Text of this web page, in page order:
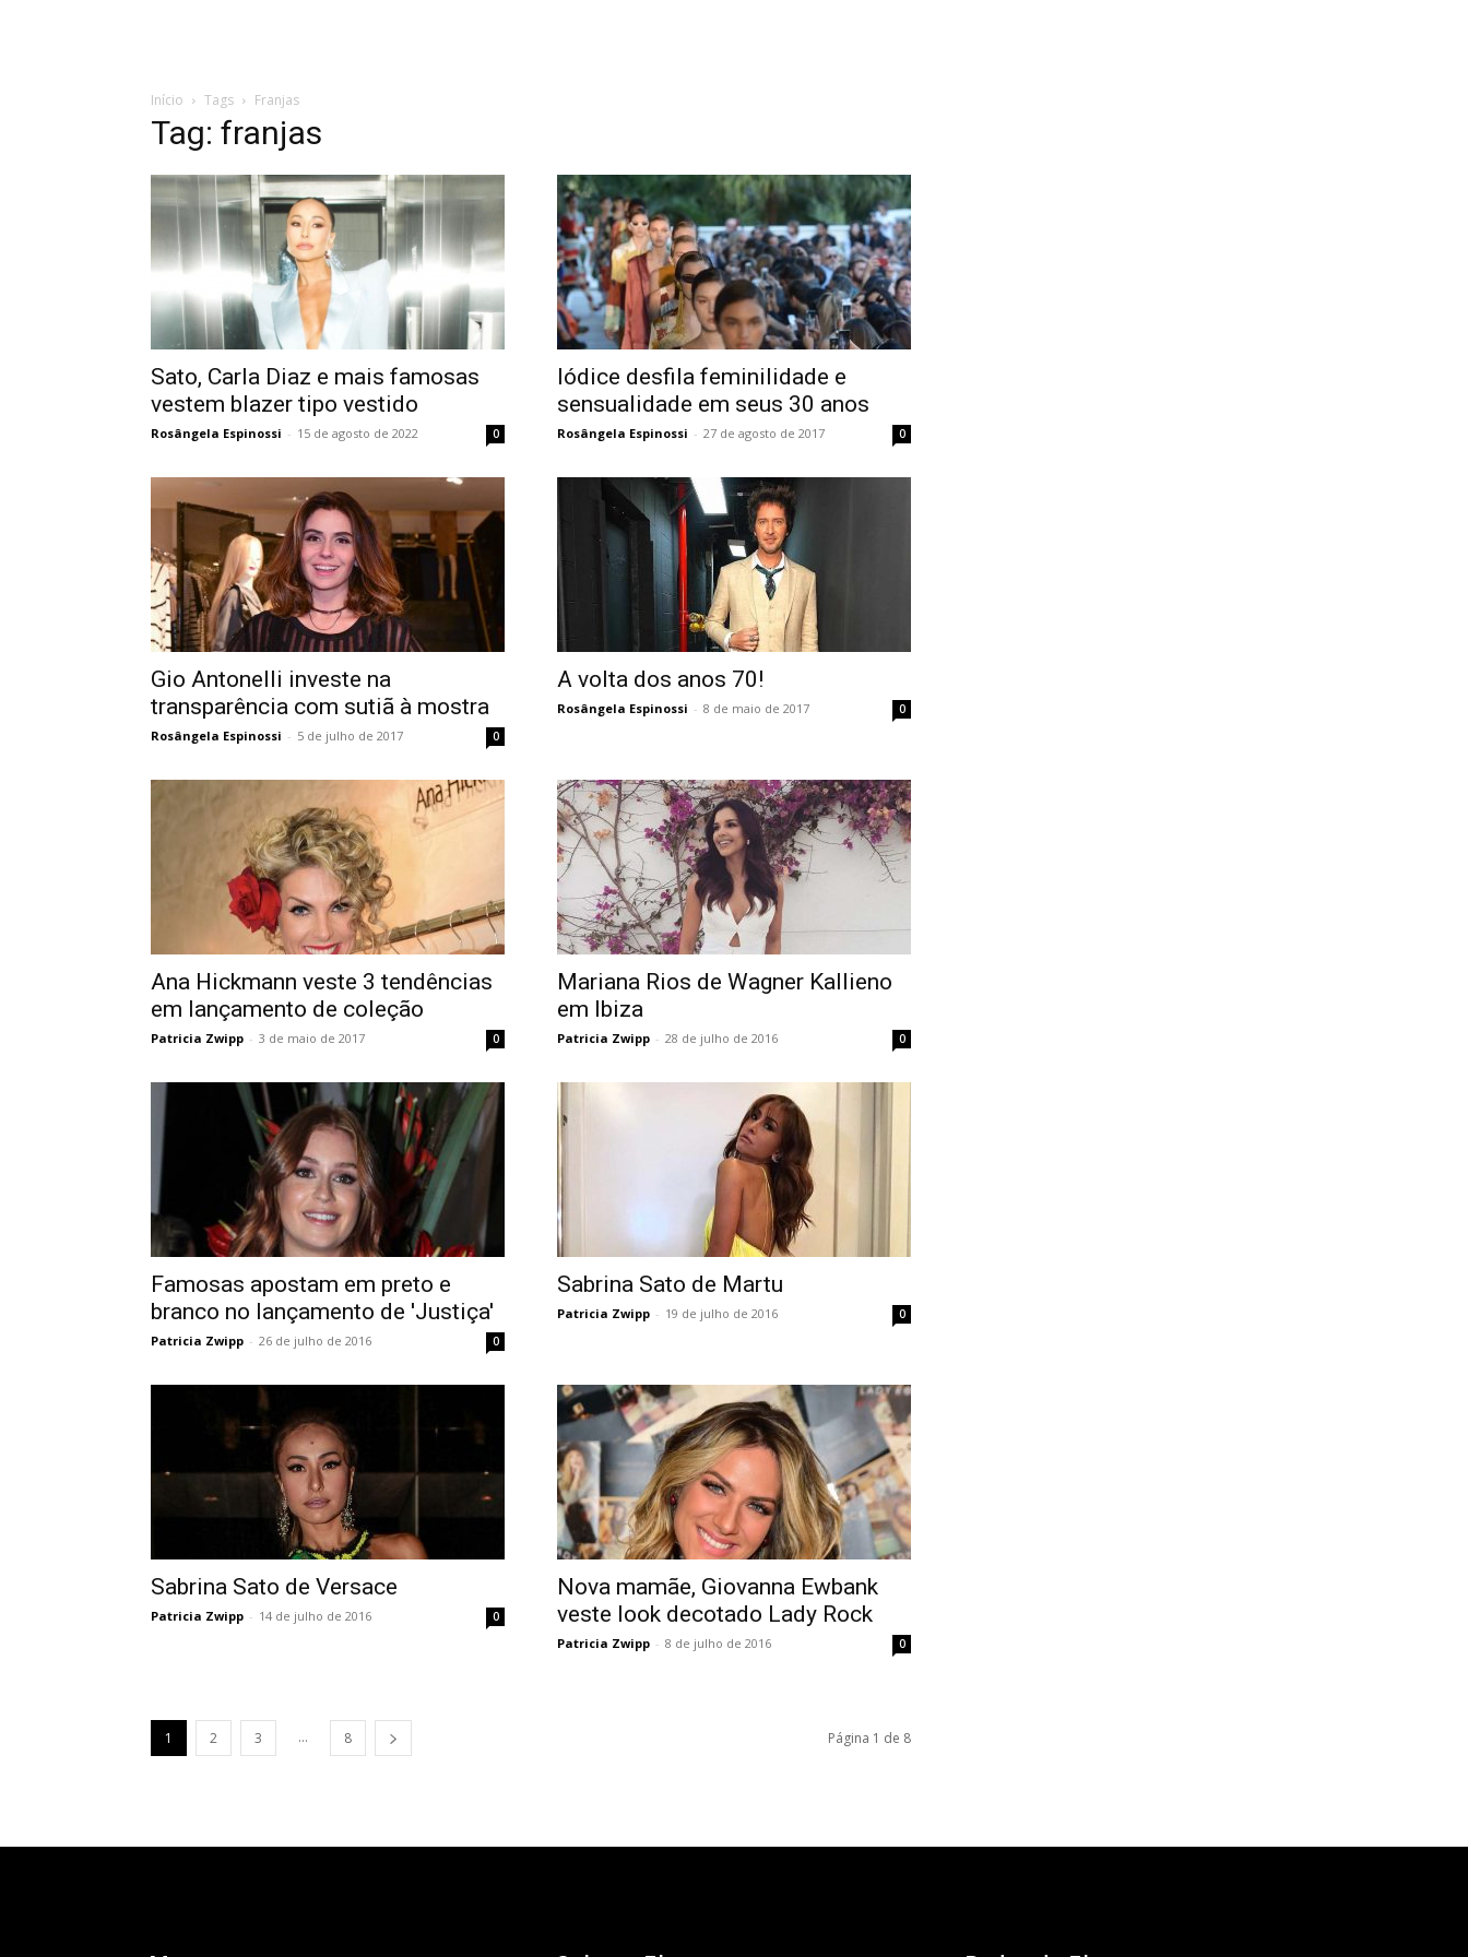
Início Tags Franjas
Tag: franjas
Sato, Carla Diaz e mais famosas
vestem blazer tipo vestido
Rosângela Espinossi - 15 de agosto de 2022 0
Iódice desfila feminilidade e
sensualidade em seus 30 anos
Rosângela Espinossi - 27 de agosto de 2017 0
Gio Antonelli investe na
transparência com sutiã à mostra
Rosângela Espinossi - 5 de julho de 2017 0
A volta dos anos 70!
Rosângela Espinossi - 8 de maio de 2017 0
Ana Hickmann veste 3 tendências
em lançamento de coleção
Patricia Zwipp - 3 de maio de 2017 0
Mariana Rios de Wagner Kallieno
em Ibiza
Patricia Zwipp - 28 de julho de 2016 0
Famosas apostam em preto e
branco no lançamento de 'Justiça'
Patricia Zwipp - 26 de julho de 2016 0
Sabrina Sato de Martu
Patricia Zwipp - 19 de julho de 2016 0
Sabrina Sato de Versace
Patricia Zwipp - 14 de julho de 2016 0
Nova mamãe, Giovanna Ewbank
veste look decotado Lady Rock
Patricia Zwipp - 8 de julho de 2016 0
1 2 3 ... 8 Página 1 de 8